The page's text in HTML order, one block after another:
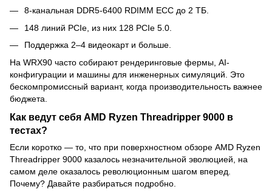
8-канальная DDR5-6400 RDIMM ECC до 2 ТБ.
148 линий PCIe, из них 128 PCIe 5.0.
Поддержка 2–4 видеокарт и больше.
На WRX90 часто собирают рендеринговые фермы, AI-
конфигурации и машины для инженерных симуляций. Это
бескомпромиссный вариант, когда производительность важнее
бюджета.
Как ведут себя AMD Ryzen Threadripper 9000 в
тестах?
Если коротко — то, что при поверхностном обзоре AMD Ryzen
Threadripper 9000 казалось незначительной эволюцией, на
самом деле оказалось революционным шагом вперед.
Почему? Давайте разбираться подробно.